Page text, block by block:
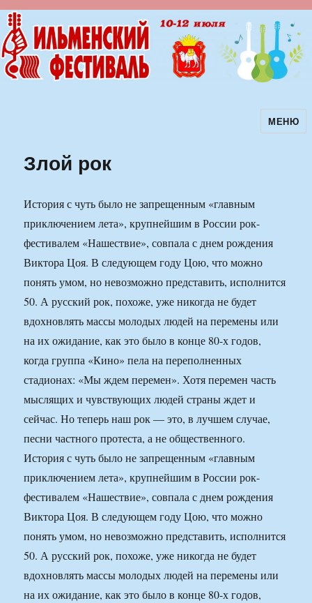
Ильменский фестиваль авторскойМЕНЮ
Злой рок
История с чуть было не запрещенным «главным
приключением лета», крупнейшим в России рок-
фестивалем «Нашествие», совпала с днем рождения
Виктора Цоя. В следующем году Цою, что можно
понять умом, но невозможно представить, исполнится
50. А русский рок, похоже, уже никогда не будет
вдохновлять массы молодых людей на перемены или
на их ожидание, как это было в конце 80-х годов,
когда группа «Кино» пела на переполненных
стадионах: «Мы ждем перемен». Хотя перемен часть
мыслящих и чувствующих людей страны ждет и
сейчас. Но теперь наш рок — это, в лучшем случае,
песни частного протеста, а не общественного.
История с чуть было не запрещенным «главным
приключением лета», крупнейшим в России рок-
фестивалем «Нашествие», совпала с днем рождения
Виктора Цоя. В следующем году Цою, что можно
понять умом, но невозможно представить, исполнится
50. А русский рок, похоже, уже никогда не будет
вдохновлять массы молодых людей на перемены или
на их ожидание, как это было в конце 80-х годов,